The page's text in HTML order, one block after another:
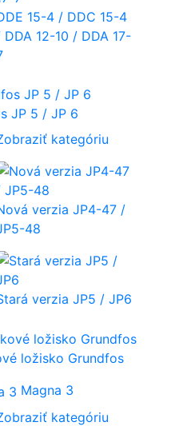
15-4 / DDC 15-4
DDA 12-10 / DDA 17-
JP 5 / JP 6
kategóriu
verzia JP4-47 /
48
verzia JP5 / JP6
ložisko Grundfos
Magna 3
kategóriu